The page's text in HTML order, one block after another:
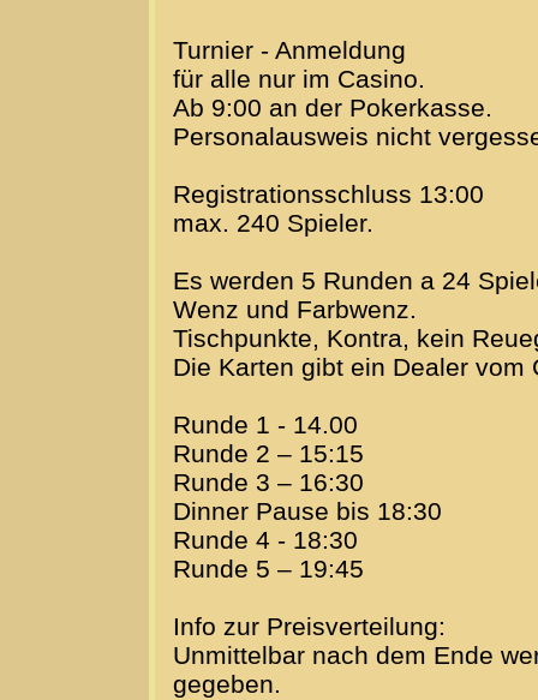
Turnier - Anmeldung
für alle nur im Casino.
Ab 9:00 an der Pokerkasse.
Personalausweis nicht
Registrationsschluss 13:00
max. 240 Spieler.
Es werden 5 Runden a 24
Wenz und Farbwenz.
Tischpunkte, Kontra, kein
Die Karten gibt ein Dealer vom
Runde 1 - 14.00
Runde 2 – 15:15
Runde 3 – 16:30
Dinner Pause bis 18:30
Runde 4 - 18:30
Runde 5 – 19:45
Info zur Preisverteilung:
Unmittelbar nach dem Ende
gegeben.